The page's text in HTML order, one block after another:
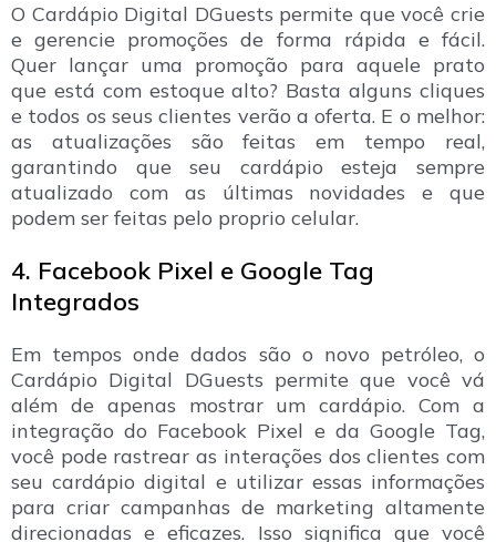
O Cardápio Digital DGuests permite que você crie
e gerencie promoções de forma rápida e fácil.
Quer lançar uma promoção para aquele prato
que está com estoque alto? Basta alguns cliques
e todos os seus clientes verão a oferta. E o melhor:
as atualizações são feitas em tempo real,
garantindo que seu cardápio esteja sempre
atualizado com as últimas novidades e que
podem ser feitas pelo proprio celular.
4. Facebook Pixel e Google Tag
Integrados
Em tempos onde dados são o novo petróleo, o
Cardápio Digital DGuests permite que você vá
além de apenas mostrar um cardápio. Com a
integração do Facebook Pixel e da Google Tag,
você pode rastrear as interações dos clientes com
seu cardápio digital e utilizar essas informações
para criar campanhas de marketing altamente
direcionadas e eficazes. Isso significa que você